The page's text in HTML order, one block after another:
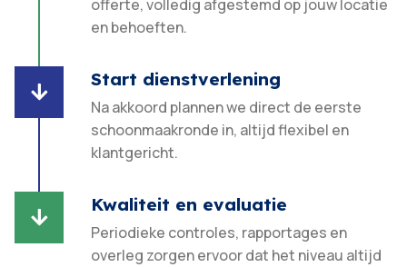
offerte, volledig afgestemd op jouw locatie
en behoeften.​

Start dienstverlening
Na akkoord plannen we direct de eerste
schoonmaakronde in, altijd flexibel en
klantgericht.​

Kwaliteit en evaluatie
Periodieke controles, rapportages en
overleg zorgen ervoor dat het niveau altijd